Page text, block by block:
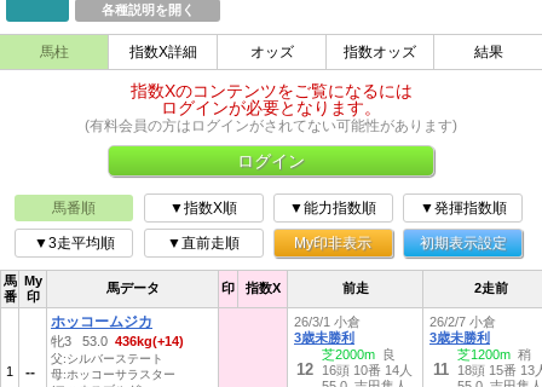
各種説明を開く
馬柱 指数X詳細 オッズ 指数オッズ 結果
指数Xのコンテンツをご覧になるには
ログインが必要となります。
(有料会員の方はログインがされてない可能性があります)
ログイン
馬番順 ▼指数X順 ▼能力指数順 ▼発揮指数順
▼3走平均順 ▼直前走順 My印非表示 初期表示設定
馬
番
My
印
馬データ 印 指数X
1
ホッコームジカ
牝3 53.0 436kg(+14)
父:シルバーステート
母:ホッコーサラスター
前走 2走前
26/3/1 小倉
3歳未勝利
12
芝2000m 良
16頭 10番 14人
26/2/7 小倉
3歳未勝利
11
芝1200m 稍
18頭 15番 13